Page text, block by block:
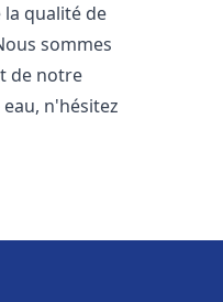
qualité de
sommes
de notre
n'hésitez